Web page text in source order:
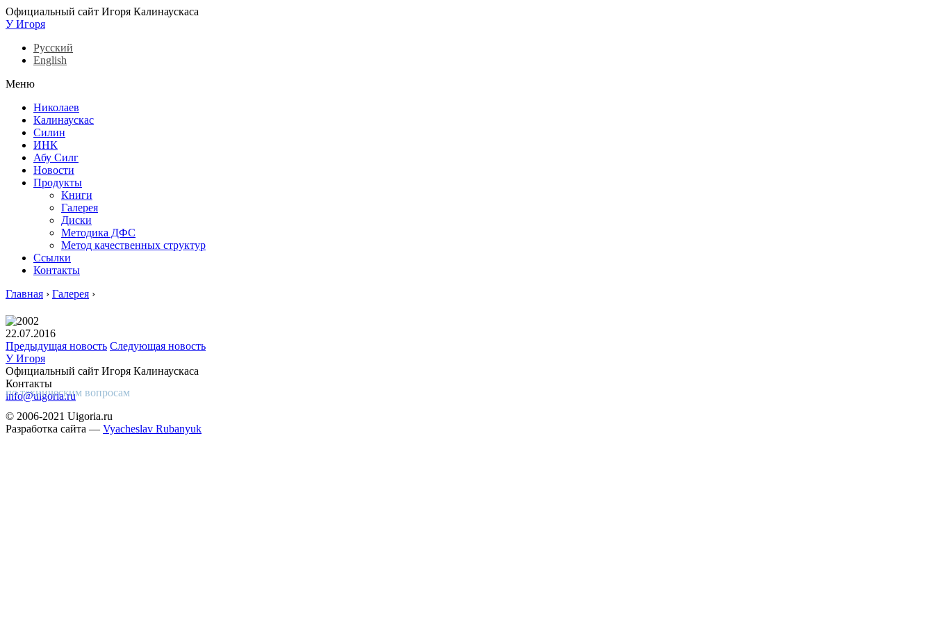
Официальный сайт Игоря Калинаускаса
У Игоря
Русский
English
Меню
Николаев
Калинаускас
Силин
ИНК
Абу Силг
Новости
Продукты
Книги
Галерея
Диски
Методика ДФС
Метод качественных структур
Ссылки
Контакты
Главная › Галерея ›
22.07.2016
Предыдущая новость Следующая новость
У Игоря
Официальный сайт Игоря Калинаускаса
Контакты
info@uigoria.ru
по техническим вопросам
© 2006-2021 Uigoria.ru
Разработка сайта — Vyacheslav Rubanyuk